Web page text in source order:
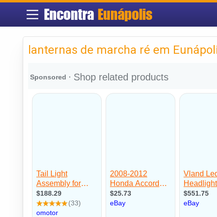
Encontra Eunápolis
lanternas de marcha ré em